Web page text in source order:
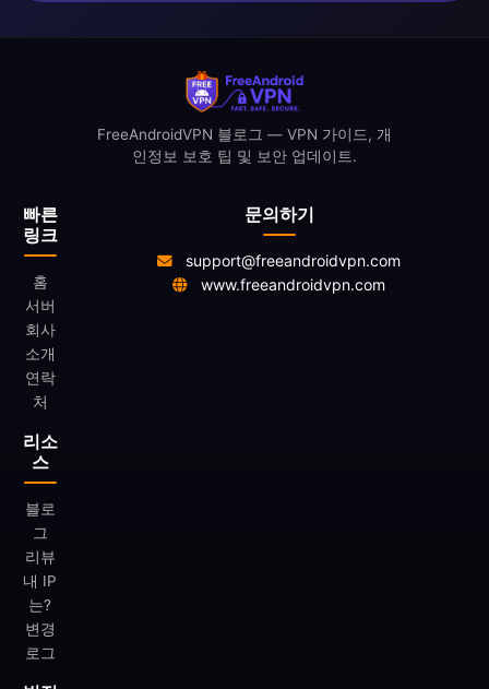
빠른
링크
홈
서버
회사
소개
연락
처
리소
스
블로
그
리뷰
내 IP
는?
변경
로그
FreeAndroidVPN 블로그 — VPN 가이드, 개
인정보 보호 팁 및 보안 업데이트.
문의하기
support@freeandroidvpn.com
www.freeandroidvpn.com